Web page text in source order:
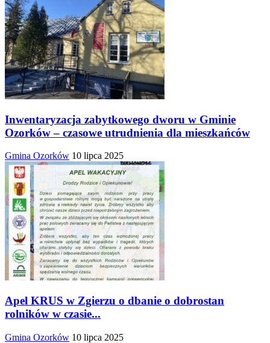
Inwentaryzacja zabytkowego dworu w Gminie
Ozorków – czasowe utrudnienia dla mieszkańców
Gmina Ozorków 10 lipca 2025
Apel KRUS w Zgierzu o dbanie o dobrostan
rolników w czasie...
Gmina Ozorków 10 lipca 2025